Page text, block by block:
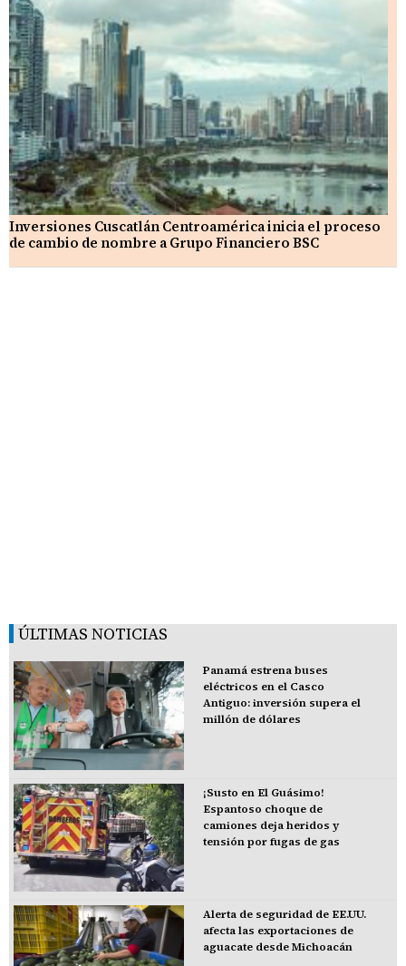
Inversiones Cuscatlán Centroamérica inicia el proceso
de cambio de nombre a Grupo Financiero BSC
ÚLTIMAS NOTICIAS
Panamá estrena buses
eléctricos en el Casco
Antiguo: inversión supera el
millón de dólares
¡Susto en El Guásimo!
Espantoso choque de
camiones deja heridos y
tensión por fugas de gas
Alerta de seguridad de EE.UU.
afecta las exportaciones de
aguacate desde Michoacán